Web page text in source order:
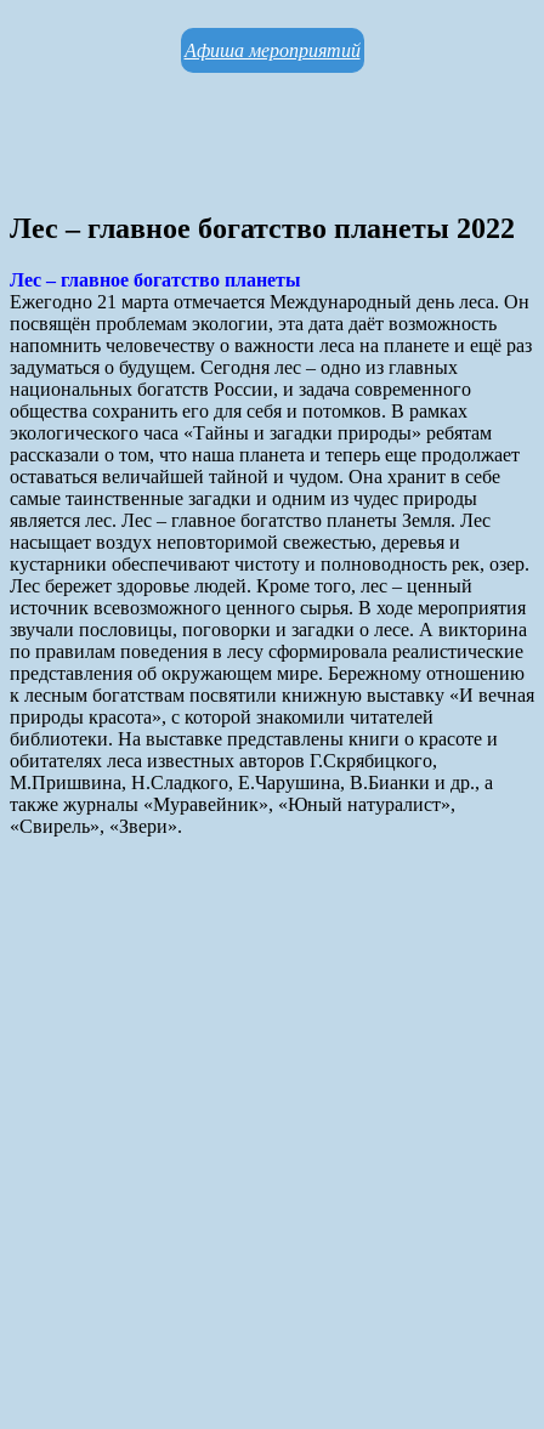
Афиша мероприятий
Лес – главное богатство планеты 2022
Лес – главное богатство планеты
Ежегодно 21 марта отмечается Международный день леса. Он
посвящён проблемам экологии, эта дата даёт возможность
напомнить человечеству о важности леса на планете и ещё раз
задуматься о будущем. Сегодня лес – одно из главных
национальных богатств России, и задача современного
общества сохранить его для себя и потомков. В рамках
экологического часа «Тайны и загадки природы» ребятам
рассказали о том, что наша планета и теперь еще продолжает
оставаться величайшей тайной и чудом. Она хранит в себе
самые таинственные загадки и одним из чудес природы
является лес. Лес – главное богатство планеты Земля. Лес
насыщает воздух неповторимой свежестью, деревья и
кустарники обеспечивают чистоту и полноводность рек, озер.
Лес бережет здоровье людей. Кроме того, лес – ценный
источник всевозможного ценного сырья. В ходе мероприятия
звучали пословицы, поговорки и загадки о лесе. А викторина
по правилам поведения в лесу сформировала реалистические
представления об окружающем мире. Бережному отношению
к лесным богатствам посвятили книжную выставку «И вечная
природы красота», с которой знакомили читателей
библиотеки. На выставке представлены книги о красоте и
обитателях леса известных авторов Г.Скрябицкого,
М.Пришвина, Н.Сладкого, Е.Чарушина, В.Бианки и др., а
также журналы «Муравейник», «Юный натуралист»,
«Свирель», «Звери».